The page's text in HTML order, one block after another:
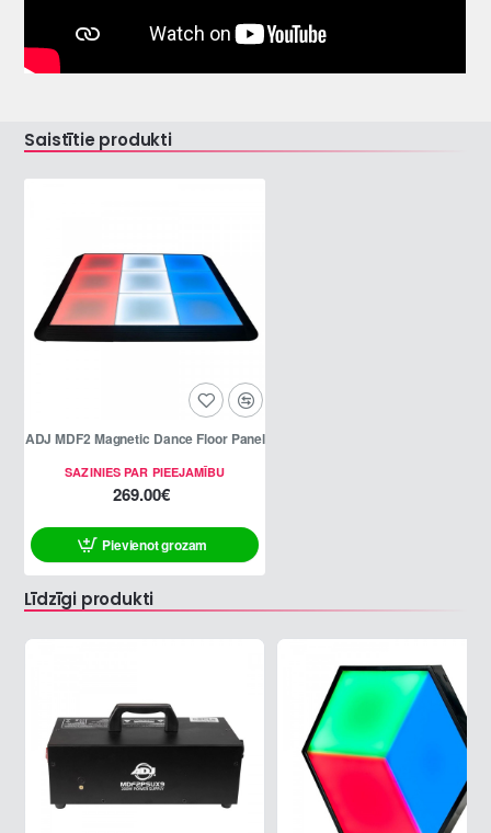
Saistītie produkti
SAZINIES PAR PIEEJAMĪBU
ADJ MDF2 Magnetic Dance Floor Panel
269.00€
Pievienot grozam
Līdzīgi produkti